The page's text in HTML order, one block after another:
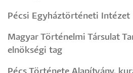
Pécsi Egyháztörténeti Intézet
Magyar Történelmi Társulat
elnökségi tag